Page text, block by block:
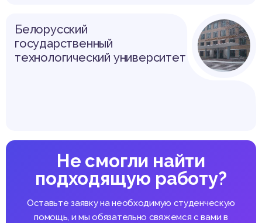
Белорусский
государственный
технологический университет
Не смогли найти
подходящую работу?
Оставьте заявку на необходимую студенческую
помощь, и мы обязательно свяжемся с вами в